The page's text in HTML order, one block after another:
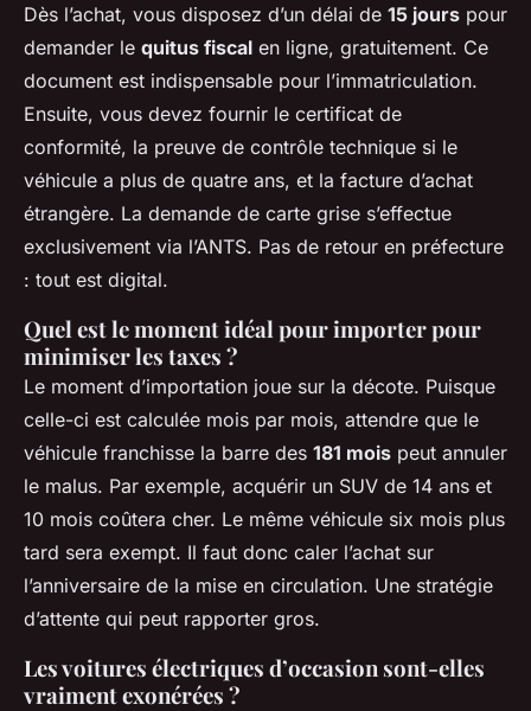
Dès l’achat, vous disposez d’un délai de 15 jours pour
demander le quitus fiscal en ligne, gratuitement. Ce
document est indispensable pour l’immatriculation.
Ensuite, vous devez fournir le certificat de
conformité, la preuve de contrôle technique si le
véhicule a plus de quatre ans, et la facture d’achat
étrangère. La demande de carte grise s’effectue
exclusivement via l’ANTS. Pas de retour en préfecture
: tout est digital.
Quel est le moment idéal pour importer pour
minimiser les taxes ?
Le moment d’importation joue sur la décote. Puisque
celle-ci est calculée mois par mois, attendre que le
véhicule franchisse la barre des 181 mois peut annuler
le malus. Par exemple, acquérir un SUV de 14 ans et
10 mois coûtera cher. Le même véhicule six mois plus
tard sera exempt. Il faut donc caler l’achat sur
l’anniversaire de la mise en circulation. Une stratégie
d’attente qui peut rapporter gros.
Les voitures électriques d’occasion sont-elles
vraiment exonérées ?